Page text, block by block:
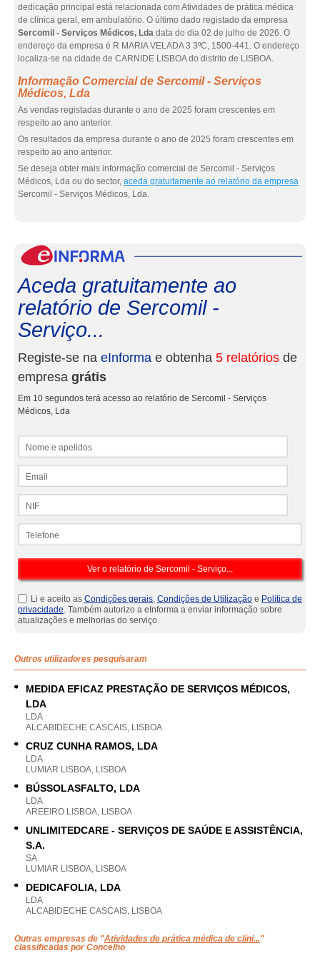
dedicação principal está relacionada com Atividades de prática médica
de clínica geral, em ambulatório. O último dado registado da empresa
Sercomil - Serviços Médicos, Lda data do dia 02 de julho de 2026. O
endereço da empresa é R MARIA VELADA 3 3ºC, 1500-441. O endereço
localiza-se na cidade de CARNIDE LISBOA do distrito de LISBOA.
Informação Comercial de Sercomil - Serviços
Médicos, Lda
As vendas registadas durante o ano de 2025 foram crescentes em
respeito ao ano anterior.
Os resultados da empresa durante o ano de 2025 foram crescentes em
respeito ao ano anterior.
Se deseja obter mais informação comercial de Sercomil - Serviços
Médicos, Lda ou do sector, aceda gratuitamente ao relatório da empresa
Sercomil - Serviços Médicos, Lda.
Aceda gratuitamente ao
relatório de Sercomil -
Serviço...
Registe-se na eInforma e obtenha 5 relatórios de
empresa grátis
Em 10 segundos terá acesso ao relatório de Sercomil - Serviços
Médicos, Lda
Li e aceito as Condições gerais, Condições de Utilização e Política de
privacidade. Também autorizo a eInforma a enviar informação sobre
atualizações e melhorias do serviço.
Outros utilizadores pesquisaram
MEDIDA EFICAZ PRESTAÇÃO DE SERVIÇOS MÉDICOS,
LDA
LDA
ALCABIDECHE CASCAIS, LISBOA
CRUZ CUNHA RAMOS, LDA
LDA
LUMIAR LISBOA, LISBOA
BÚSSOLASFALTO, LDA
LDA
AREEIRO LISBOA, LISBOA
UNLIMITEDCARE - SERVIÇOS DE SAÚDE E ASSISTÊNCIA,
S.A.
SA
LUMIAR LISBOA, LISBOA
DEDICAFOLIA, LDA
LDA
ALCABIDECHE CASCAIS, LISBOA
Outras empresas de "Atividades de prática médica de clíni..."
classificadas por Concelho